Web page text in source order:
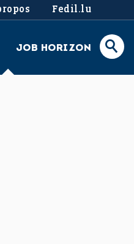
Fedil.lu
JOB HORIZON